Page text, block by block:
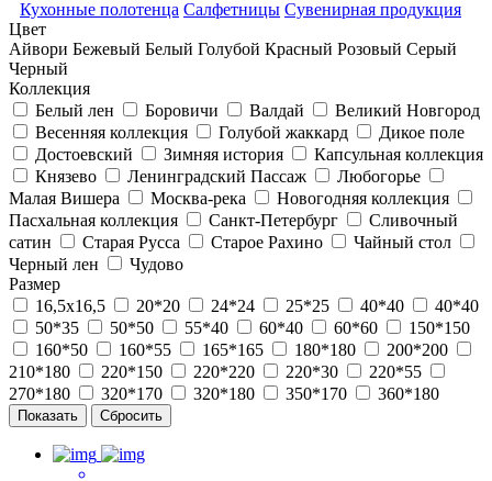
Кухонные полотенца Салфетницы Сувенирная продукция
Цвет
Айвори Бежевый Белый Голубой Красный Розовый Серый
Черный
Коллекция
Белый лен
Боровичи Валдай
Великий Новгород
Весенняя коллекция
Голубой жаккард
Дикое поле
Достоевский
Зимняя история
Капсульная коллекция
Князево
Ленинградский Пассаж
Любогорье
Малая Вишера
Москва-река
Новогодняя коллекция
Пасхальная коллекция
Санкт-Петербург
Сливочный
сатин
Старая Русса Старое Рахино
Чайный стол
Черный лен
Чудово
Размер
16,5х16,5
20*20 24*24 25*25 40*40
40*40
50*35
50*50 55*40 60*40 60*60
150*150
160*50
160*55 165*165 180*180
200*200
210*180
220*150 220*220 220*30
220*55
270*180
320*170 320*180 350*170 360*180